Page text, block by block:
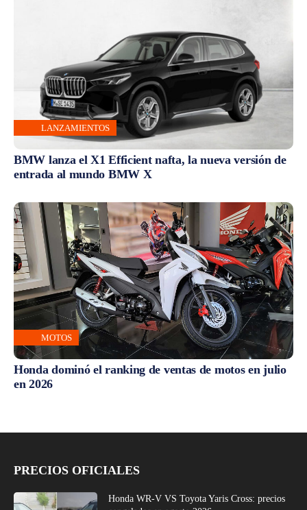
LANZAMIENTOS
BMW lanza el X1 Efficient nafta, la nueva versión de
entrada al mundo BMW X
MOTOS
Honda dominó el ranking de ventas de motos en julio
en 2026
PRECIOS OFICIALES
Honda WR-V VS Toyota Yaris Cross: precios